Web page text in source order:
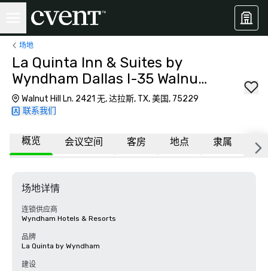
场地
La Quinta Inn & Suites by
Wyndham Dallas I-35 Walnut
Hill Ln
Walnut Hill Ln. 2421 无, 达拉斯, TX, 美国, 75229
联系我们
概览 会议空间 客房 地点 隶属 更
场地详情
连锁供应商
Wyndham Hotels & Resorts
品牌
La Quinta by Wyndham
建设